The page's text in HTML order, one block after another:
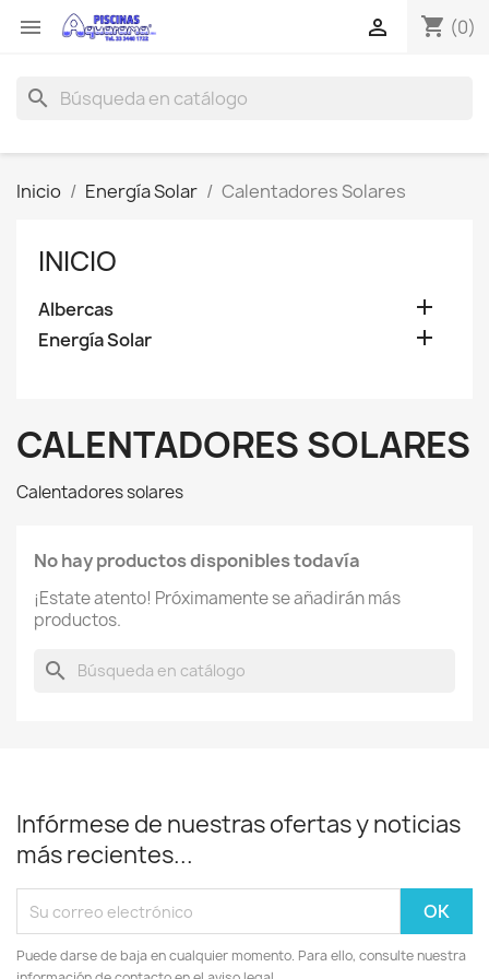
 shopping_cart (0)

search
Inicio Energía Solar Calentadores Solares
INICIO
Albercas 
Energía Solar 
CALENTADORES SOLARES
Calentadores solares
No hay productos disponibles todavía
¡Estate atento! Próximamente se añadirán más
productos.
search
Infórmese de nuestras ofertas y noticias
más recientes...
Puede darse de baja en cualquier momento. Para ello, consulte nuestra